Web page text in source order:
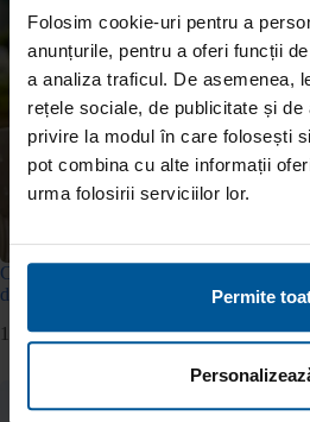
Folosim cookie-uri pentru a
anunțurile, pentru a oferi funcții
a analiza traficul. De asemenea,
rețele sociale, de publicitate și
privire la modul în care folosești
pot combina cu alte informații
urma folosirii serviciilor lor.
Permite
Cum îți organizezi plățile astfel încât să
dată scadentă?
10 iunie 2026